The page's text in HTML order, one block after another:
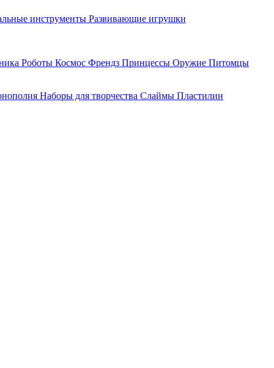
инструменты Развивающие игрушки
Роботы Космос Френдз Принцессы Оружие Питомцы
Наборы для творчества Слаймы Пластилин